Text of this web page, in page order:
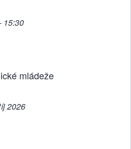
15:30
mládeže
2026